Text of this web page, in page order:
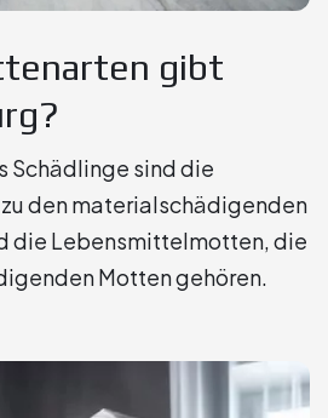
gibt
Schädlinge sind die
den materialschädigenden
die Lebensmittelmotten, die
Motten gehören.